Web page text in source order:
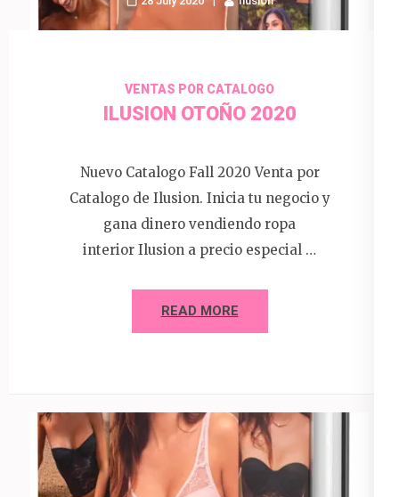
VENTAS POR CATALOGO
ILUSION OTOÑO 2020
Nuevo Catalogo Fall 2020 Venta por
Catalogo de Ilusion. Inicia tu negocio y
gana dinero vendiendo ropa
interior Ilusion a precio especial …
READ MORE